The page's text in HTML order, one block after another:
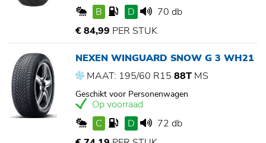
B
D
70 db
€ 84,99 PER STUK
NEXEN WINGUARD SNOW G 3 WH21
MAAT: 195/60 R15 88T MS
Geschikt voor Personenwagen
Op voorraad
C
D
72 db